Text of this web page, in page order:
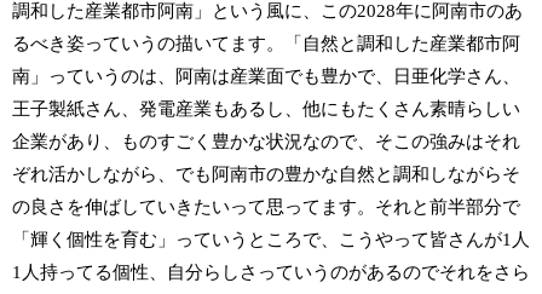
調和した産業都市阿南」という風に、この2028年に阿南市のあ
るべき姿っていうの描いてます。「自然と調和した産業都市阿
南」っていうのは、阿南は産業面でも豊かで、日亜化学さん、
王子製紙さん、発電産業もあるし、他にもたくさん素晴らしい
企業があり、ものすごく豊かな状況なので、そこの強みはそれ
ぞれ活かしながら、でも阿南市の豊かな自然と調和しながらそ
の良さを伸ばしていきたいって思ってます。それと前半部分で
「輝く個性を育む」っていうところで、こうやって皆さんが1人
1人持ってる個性、自分らしさっていうのがあるのでそれをさら